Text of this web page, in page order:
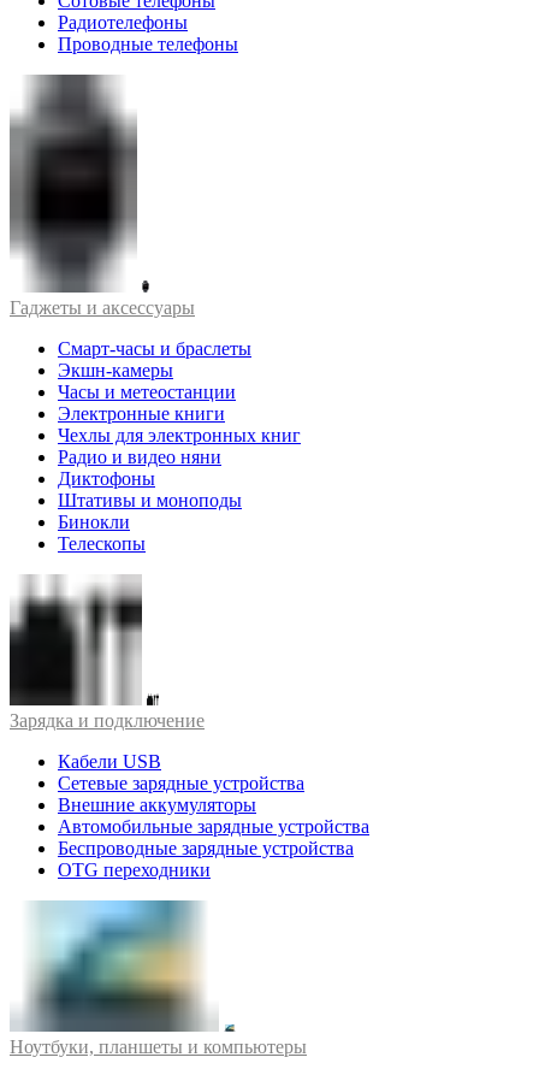
Радиотелефоны
Проводные телефоны
Гаджеты и аксессуары
Смарт-часы и браслеты
Экшн-камеры
Часы и метеостанции
Электронные книги
Чехлы для электронных книг
Радио и видео няни
Диктофоны
Штативы и моноподы
Бинокли
Телескопы
Зарядка и подключение
Кабели USB
Сетевые зарядные устройства
Внешние аккумуляторы
Автомобильные зарядные устройства
Беспроводные зарядные устройства
OTG переходники
Ноутбуки, планшеты и компьютеры